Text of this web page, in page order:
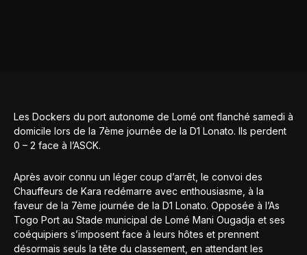
Les Dockers du port autonome de Lomé ont flanché samedi à
domicile lors de la 7ème journée de la D1 Lonato. Ils perdent
0 – 2 face à l’ASCK.
Après avoir connu un léger coup d’arrêt, le convoi des
Chauffeurs de Kara redémarre avec enthousiasme, à la
faveur de la 7ème journée de la D1 Lonato. Opposée à l’As
Togo Port au Stade municipal de Lomé Mani Ougadja et ses
coéquipiers s’imposent face à leurs hôtes et prennent
désormais seuls la tête du classement, en attendant les